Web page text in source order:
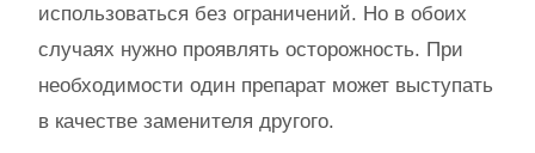
использоваться без ограничений. Но в обоих
случаях нужно проявлять осторожность. При
необходимости один препарат может выступать
в качестве заменителя другого.